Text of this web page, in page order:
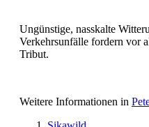
Ungünstige, nasskalte
Verkehrsunfälle fordern vor
Tribut.
Weitere Informationen in